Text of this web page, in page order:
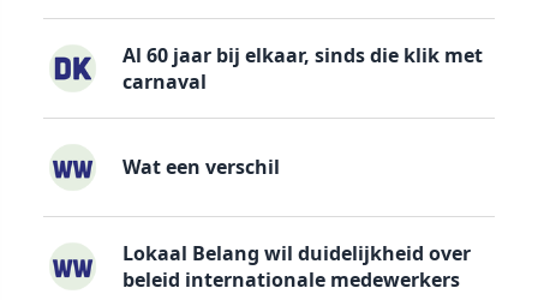
Al 60 jaar bij elkaar, sinds die klik met
carnaval
Wat een verschil
Lokaal Belang wil duidelijkheid over
beleid internationale medewerkers